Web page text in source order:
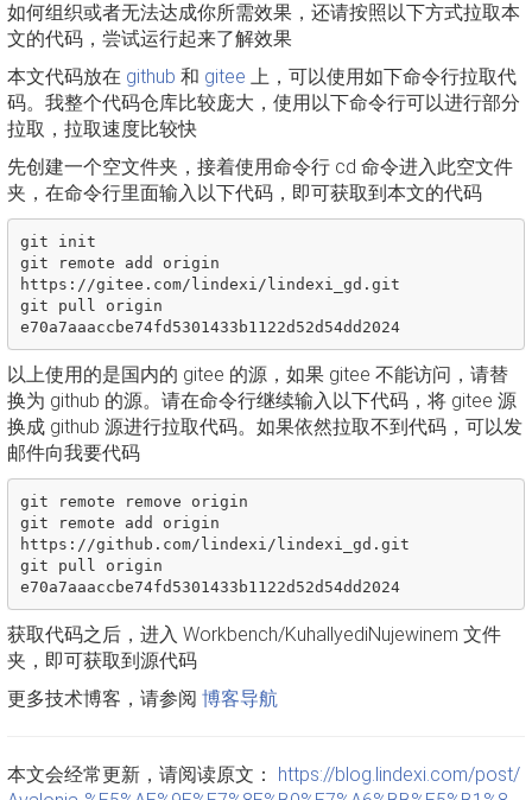
如何组织或者无法达成你所需效果，还请按照以下方式拉取本
文的代码，尝试运行起来了解效果
本文代码放在 github 和 gitee 上，可以使用如下命令行拉取代
码。我整个代码仓库比较庞大，使用以下命令行可以进行部分
拉取，拉取速度比较快
先创建一个空文件夹，接着使用命令行 cd 命令进入此空文件
夹，在命令行里面输入以下代码，即可获取到本文的代码
git init
git remote add origin
https://gitee.com/lindexi/lindexi_gd.git
git pull origin
e70a7aaaccbe74fd5301433b1122d52d54dd2024
以上使用的是国内的 gitee 的源，如果 gitee 不能访问，请替
换为 github 的源。请在命令行继续输入以下代码，将 gitee 源
换成 github 源进行拉取代码。如果依然拉取不到代码，可以发
邮件向我要代码
git remote remove origin
git remote add origin
https://github.com/lindexi/lindexi_gd.git
git pull origin
e70a7aaaccbe74fd5301433b1122d52d54dd2024
获取代码之后，进入 Workbench/KuhallyediNujewinem 文件
夹，即可获取到源代码
更多技术博客，请参阅 博客导航
本文会经常更新，请阅读原文： https://blog.lindexi.com/post/